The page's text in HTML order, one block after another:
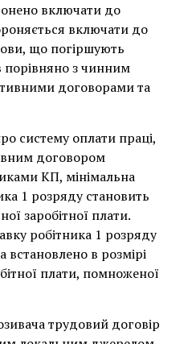
включати до
включати до
що погіршують
порівняно з чинним
договорами та
систему оплати праці,
договором
КП, мінімальна
1 розряду становить
заробітної плати.
робітника 1 розряду
в розмірі
плати, помноженої
трудовий договір